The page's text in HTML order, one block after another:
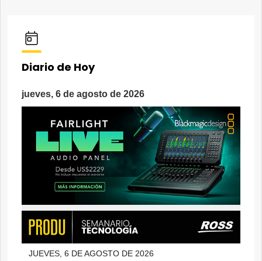
Diario de Hoy
jueves, 6 de agosto de 2026